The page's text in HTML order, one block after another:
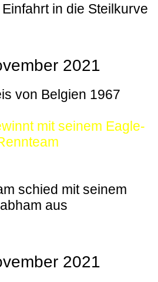
in die Steilkurve
2021
von Belgien 1967
mit seinem Eagle-
schied mit seinem
aus
2021